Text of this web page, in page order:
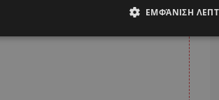
ΕΜΦΆΝΙΣΗ